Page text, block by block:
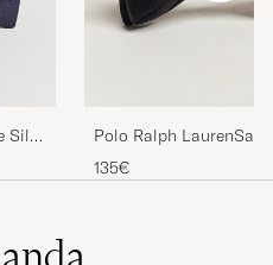
Silk
Polo Ralph
TieBlack
135€